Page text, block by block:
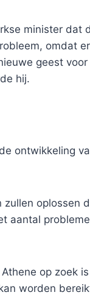
minister dat
omdat
geest
hij.
ontwikkeling
oplossen
aantal
op zoek
worden